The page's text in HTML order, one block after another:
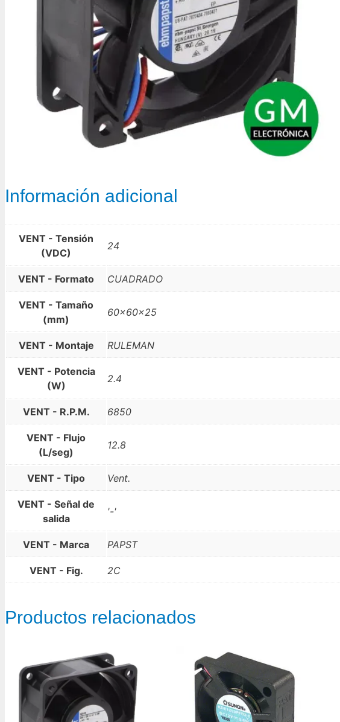
Información adicional
VENT - Tensión
(VDC)
24
VENT - Formato CUADRADO
VENT - Tamaño
(mm)
60x60x25
VENT - Montaje RULEMAN
VENT - Potencia
(W)
2.4
VENT - R.P.M. 6850
VENT - Flujo
(L/seg)
12.8
VENT - Tipo Vent.
VENT - Señal de
salida
'-'
VENT - Marca PAPST
VENT - Fig. 2C
Productos relacionados